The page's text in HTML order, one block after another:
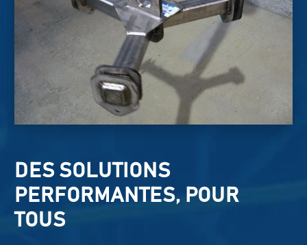
DES SOLUTIONS
PERFORMANTES, POUR
TOUS